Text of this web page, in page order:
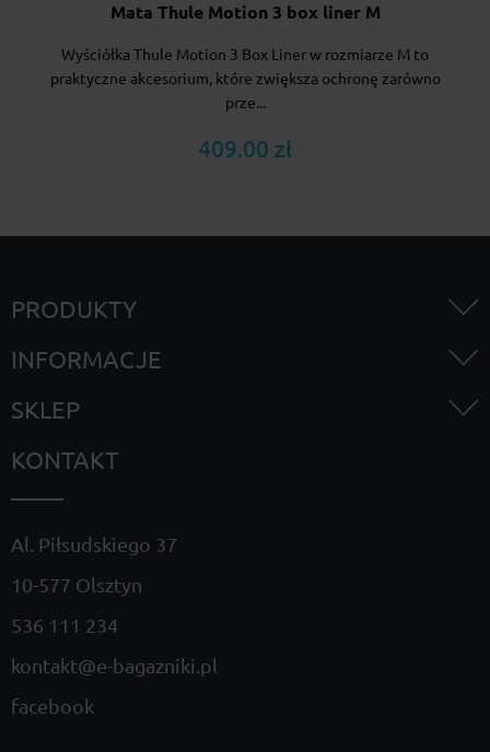
Mata Thule Motion 3 box liner M
Wyściółka Thule Motion 3 Box Liner w rozmiarze M to
praktyczne akcesorium, które zwiększa ochronę zarówno
prze...
409.00 zł
PRODUKTY
INFORMACJE
SKLEP
KONTAKT
Al. Piłsudskiego 37
10-577 Olsztyn
536 111 234
kontakt@e-bagazniki.pl
facebook